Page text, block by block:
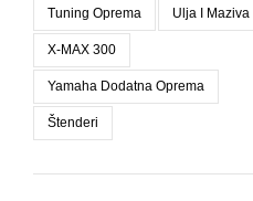
Tuning Oprema Ulja I Maziva
X-MAX 300
Yamaha Dodatna Oprema
Štenderi